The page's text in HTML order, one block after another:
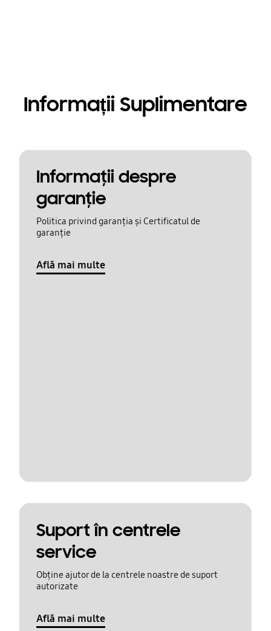
Informații Suplimentare
Informaţii despre
garanţie
Politica privind garanția și Certificatul de
garanție
Află mai multe
Suport în centrele
service
Obține ajutor de la centrele noastre de suport
autorizate
Află mai multe